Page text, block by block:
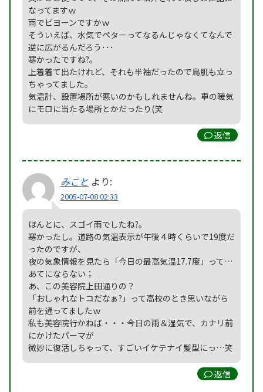
なってますｗ
雨でビヨーンですかｗ
そういえば、水気でペターってなるんじゃなくてなんで
逆に広がるんだろう･･･
寒かったですね?。
上着着て出たけれど、それも半袖だったので鳥肌も立っ
ちゃってました。
気温計、設置場所が悪いのかもしれませんね。車の暖気
にモロに当たる場所とかだったり(笑
返信
みこと より:
2005-07-08 02:33
ほんとに、スゴイ雨でしたね?。
寒かったし。道路の気温表示が午後４時くらいで19度だ
ったのですが、
夜の気象情報を見たら「今日の最高気温17.7度」って…
あてにならない；
あ、この美容院上田通りの？
「おしゃれなトコだなぁ?」って高校のとき思いながら
前を通ってましたｗ
私も美容院行かねば・・・今日の雨＆湿気で、カナリ前
にかけたパーマが
微妙に復活しちゃって、すごいイケテナイ髪型にっ…笑
返信